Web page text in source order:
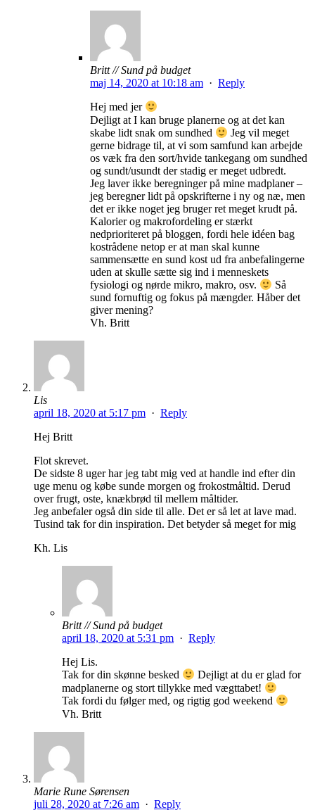
Britt // Sund på budget
maj 14, 2020 at 10:18 am · Reply
Hej med jer
Dejligt at I kan bruge planerne og at det kan
skabe lidt snak om sundhed
Jeg vil meget
gerne bidrage til, at vi som samfund kan arbejde
os væk fra den sort/hvide tankegang om sundhed
og sundt/usundt der stadig er meget udbredt.
Jeg laver ikke beregninger på mine madplaner –
jeg beregner lidt på opskrifterne i ny og næ, men
det er ikke noget jeg bruger ret meget krudt på.
Kalorier og makrofordeling er stærkt
nedprioriteret på bloggen, fordi hele idéen bag
kostrådene netop er at man skal kunne
sammensætte en sund kost ud fra anbefalingerne
uden at skulle sætte sig ind i menneskets
fysiologi og nørde mikro, makro, osv.
Så
sund fornuftig og fokus på mængder. Håber det
giver mening?
Vh. Britt
Lis
april 18, 2020 at 5:17 pm · Reply
Hej Britt
Flot skrevet.
De sidste 8 uger har jeg tabt mig ved at handle ind efter din
uge menu og købe sunde morgen og frokostmåltid. Derud
over frugt, oste, knækbrød til mellem måltider.
Jeg anbefaler også din side til alle. Det er så let at lave mad.
Tusind tak for din inspiration. Det betyder så meget for mig
Kh. Lis
Britt // Sund på budget
april 18, 2020 at 5:31 pm · Reply
Hej Lis.
Tak for din skønne besked
Dejligt at du er glad for
madplanerne og stort tillykke med vægttabet!
Tak fordi du følger med, og rigtig god weekend
Vh. Britt
Marie Rune Sørensen
juli 28, 2020 at 7:26 am · Reply